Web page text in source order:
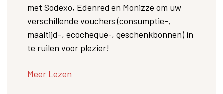
met Sodexo, Edenred en Monizze om uw
verschillende vouchers (consumptie-,
maaltijd-, ecocheque-, geschenkbonnen) in
te ruilen voor plezier!
Meer Lezen